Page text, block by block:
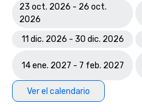
23 oct. 2026 - 26 oct.
2026
11 dic. 2026 - 30 dic. 2026
14 ene. 2027 - 7 feb. 2027
Ver el calendario